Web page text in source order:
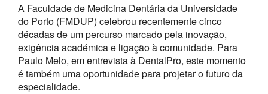
A Faculdade de Medicina Dentária da Universidade
do Porto (FMDUP) celebrou recentemente cinco
décadas de um percurso marcado pela inovação,
exigência académica e ligação à comunidade. Para
Paulo Melo, em entrevista à DentalPro, este momento
é também uma oportunidade para projetar o futuro da
especialidade.